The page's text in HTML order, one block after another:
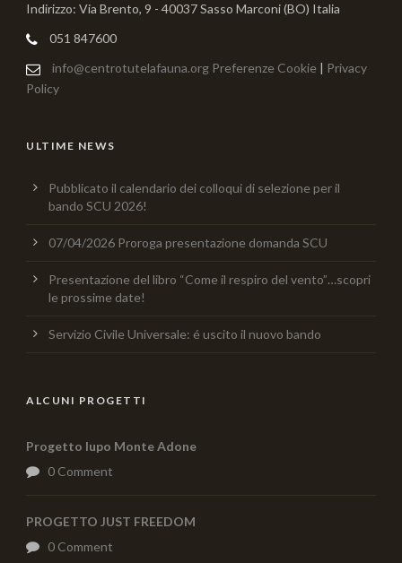
Indirizzo: Via Brento, 9 - 40037 Sasso Marconi (BO) Italia
051 847600
info@centrotutelafauna.org Preferenze Cookie | Privacy
Policy
ULTIME NEWS
Pubblicato il calendario dei colloqui di selezione per il
bando SCU 2026!
07/04/2026 Proroga presentazione domanda SCU
Presentazione del libro “Come il respiro del vento”…scopri
le prossime date!
Servizio Civile Universale: é uscito il nuovo bando
ALCUNI PROGETTI
Progetto lupo Monte Adone
0 Comment
PROGETTO JUST FREEDOM
0 Comment